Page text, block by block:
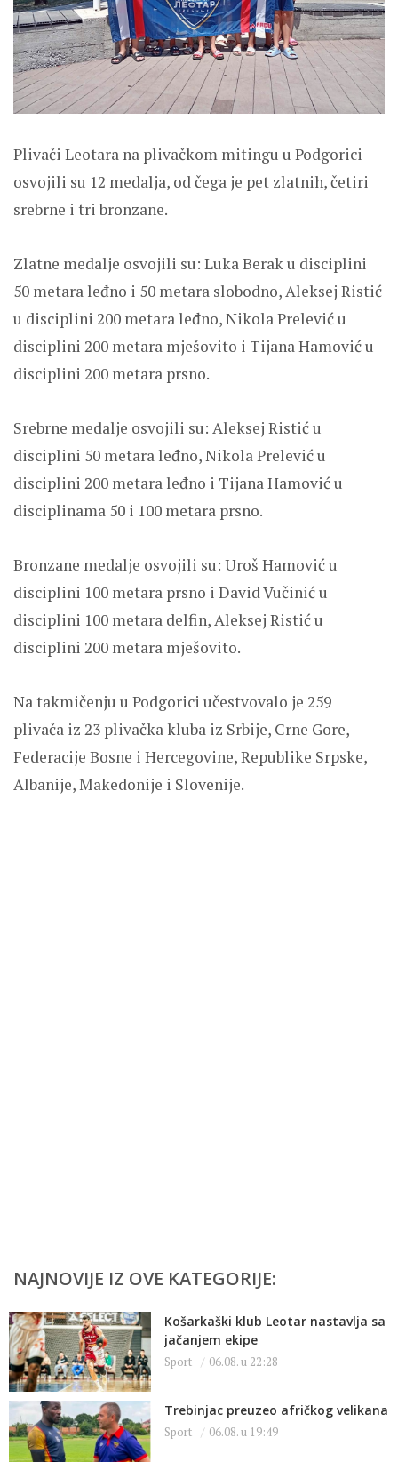
Plivači Leotara na plivačkom mitingu u Podgorici
osvojili su 12 medalja, od čega je pet zlatnih, četiri
srebrne i tri bronzane.
Zlatne medalje osvojili su: Luka Berak u disciplini
50 metara leđno i 50 metara slobodno, Aleksej Ristić
u disciplini 200 metara leđno, Nikola Prelević u
disciplini 200 metara mješovito i Tijana Hamović u
disciplini 200 metara prsno.
Srebrne medalje osvojili su: Aleksej Ristić u
disciplini 50 metara leđno, Nikola Prelević u
disciplini 200 metara leđno i Tijana Hamović u
disciplinama 50 i 100 metara prsno.
Bronzane medalje osvojili su: Uroš Hamović u
disciplini 100 metara prsno i David Vučinić u
disciplini 100 metara delfin, Aleksej Ristić u
disciplini 200 metara mješovito.
Na takmičenju u Podgorici učestvovalo je 259
plivača iz 23 plivačka kluba iz Srbije, Crne Gore,
Federacije Bosne i Hercegovine, Republike Srpske,
Albanije, Makedonije i Slovenije.
NAJNOVIJE IZ OVE KATEGORIJE:
Košarkaški klub Leotar nastavlja sa
jačanjem ekipe
Sport 06.08. u 22:28
Trebinjac preuzeo afričkog velikana
Sport 06.08. u 19:49